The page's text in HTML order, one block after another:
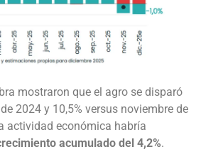
mostraron que el agro se disparó
2024 y 10,5% versus noviembre de
actividad económica habría
acumulado del 4,2%.